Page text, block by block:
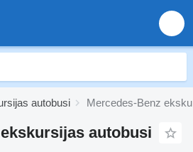
autobusi Mercedes-Benz
autobusi